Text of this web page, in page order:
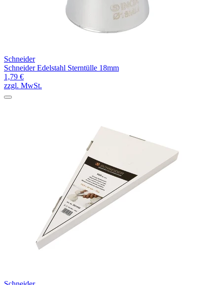
Schneider
Schneider Edelstahl Sterntülle 18mm
1,79 €
zzgl. MwSt.